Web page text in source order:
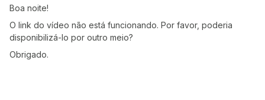
Boa noite!
O link do vídeo não está funcionando. Por favor, poderia
disponibilizá-lo por outro meio?
Obrigado.